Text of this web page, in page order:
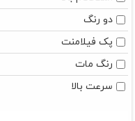
دو رنگ
پک فیلامنت
رنگ مات
سرعت بالا